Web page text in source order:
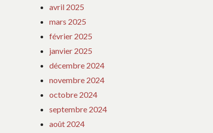
avril 2025
mars 2025
février 2025
janvier 2025
décembre 2024
novembre 2024
octobre 2024
septembre 2024
août 2024